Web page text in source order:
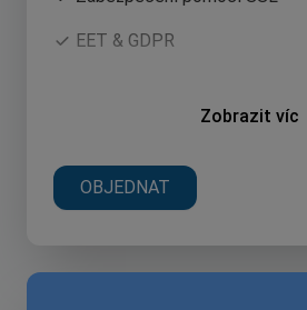
EET & GDPR
Zobrazit víc
OBJEDNAT